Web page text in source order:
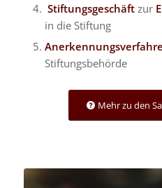
Stiftungsgeschäftzur
in die Stiftung
Stiftungsbehörde
Mehr zu den